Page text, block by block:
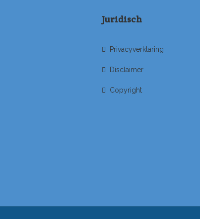
Juridisch
Privacyverklaring
Disclaimer
Copyright